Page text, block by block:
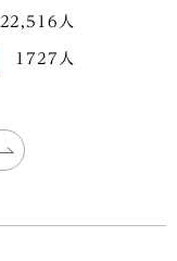
22,516人
1727人